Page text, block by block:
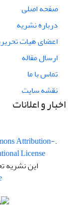
صفحه اصلی
درباره نشریه
اعضای هیات
ارسال مقاله
تماس با ما
نقشه سایت
اخبار و اعلانات
.This work is licensed under a
Attribution-
License
این نشریه